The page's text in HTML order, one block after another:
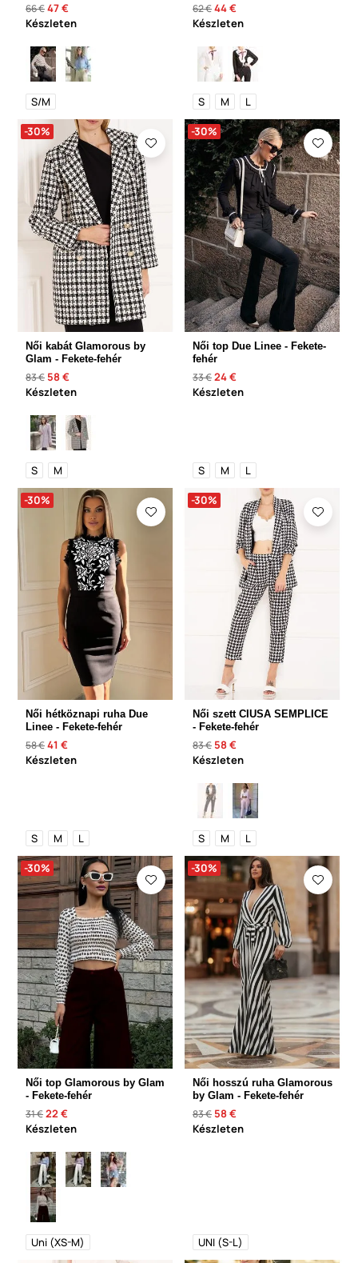
66 €47 €
Készleten
S/M
62 €44 €
Készleten
S M L
-30%
Női kabát Glamorous by
Glam - Fekete-fehér
83 € 58 €
Készleten
S M
-30%
Női top Due Linee - Fekete-
fehér
33 €24 €
Készleten
S M L
-30%
Női hétköznapi ruha Due
Linee - Fekete-fehér
58 €41 €
Készleten
S M L
-30%
Női szett CIUSA SEMPLICE
- Fekete-fehér
83 € 58 €
Készleten
S M L
-30%
Női top Glamorous by Glam
- Fekete-fehér
31 €22 €
Készleten
Uni (XS-M)
-30%
Női hosszú ruha Glamorous
by Glam - Fekete-fehér
83 € 58 €
Készleten
UNI (S-L)